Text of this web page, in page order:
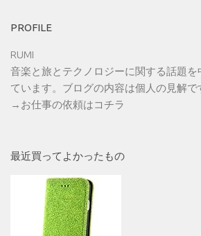
PROFILE
RUMI
音楽と旅とテクノロジーに関する話題
ています。ブログの内容は個人の見解で
→ お仕事の依頼はコチラ
最近買ってよかったもの